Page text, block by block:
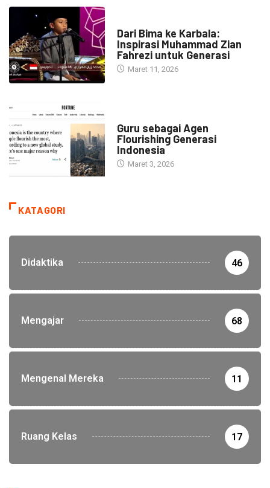
Dari Bima ke Karbala:
Inspirasi Muhammad Zian
Fahrezi untuk Generasi
Maret 11, 2026
Guru sebagai Agen
Flourishing Generasi
Indonesia
Maret 3, 2026
KATAGORI
Didaktika 46
Mengajar 68
Mengenal Mereka 11
Ruang Kelas 17